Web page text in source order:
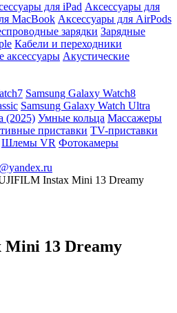
для iPad Аксессуары для
MacBook Аксессуары для AirPods
зарядки Зарядные
Кабели и переходники
аксессуары Акустические
Samsung Galaxy Watch8
Samsung Galaxy Watch Ultra
(2025) Умные кольца Массажеры
приставки TV-приставки
Шлемы VR Фотокамеры
Instax Mini 13 Dreamy
13 Dreamy